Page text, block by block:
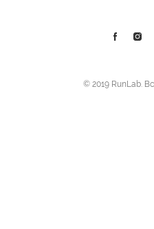
© 2019 RunLab.